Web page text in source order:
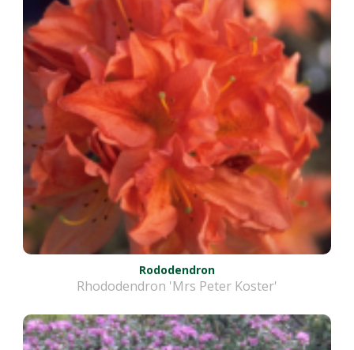
Rododendron
Rhododendron 'Mrs Peter Koster'